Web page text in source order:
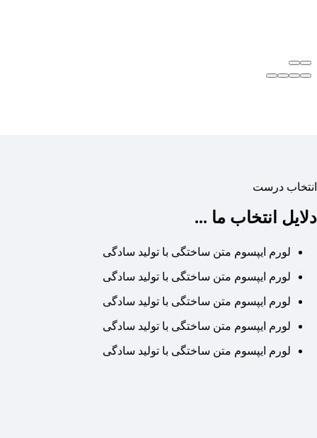
انتخاب درست
دلایل انتخاب ما ...
لورم ایپسوم متن ساختگی با تولید سادگی
لورم ایپسوم متن ساختگی با تولید سادگی
لورم ایپسوم متن ساختگی با تولید سادگی
لورم ایپسوم متن ساختگی با تولید سادگی
لورم ایپسوم متن ساختگی با تولید سادگی